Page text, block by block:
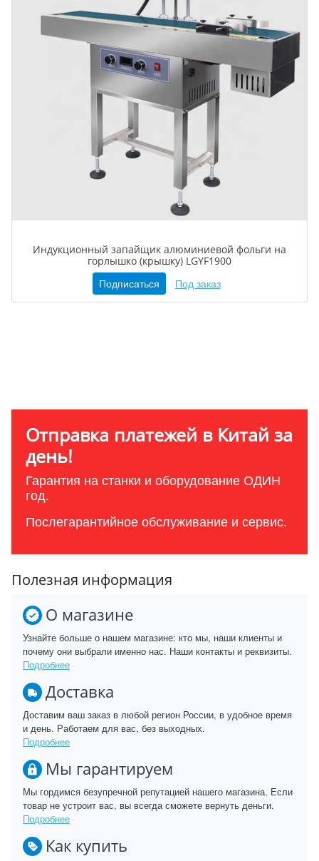
Индукционный запайщик алюминиевой фольги на
горлышко (крышку) LGYF1900
Подписаться Под заказ
Отправка платежей в Китай за
день!
Гарантия на станки и оборудование ОДИН
год.
Послегарантийное обслуживание и сервис.
Полезная информация
О магазине
Узнайте больше о нашем магазине: кто мы, наши клиенты и
почему они выбрали именно нас. Наши контакты и реквизиты.
Подробнее
Доставка
Доставим ваш заказ в любой регион России, в удобное время
и день. Работаем для вас, без выходных.
Подробнее
Мы гарантируем
Мы гордимся безупречной репутацией нашего магазина. Если
товар не устроит вас, вы всегда сможете вернуть деньги.
Подробнее
Как купить